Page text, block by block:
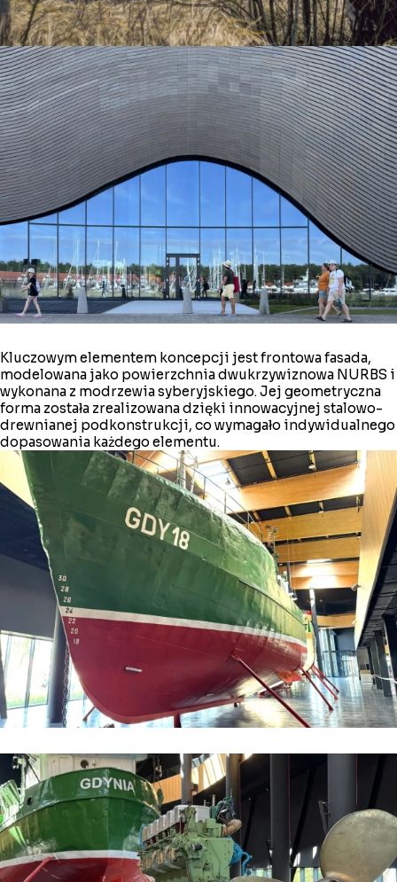
Kluczowym elementem koncepcji jest frontowa fasada,
modelowana jako powierzchnia dwukrzywiznowa NURBS i
wykonana z modrzewia syberyjskiego. Jej geometryczna
forma została zrealizowana dzięki innowacyjnej stalowo-
drewnianej podkonstrukcji, co wymagało indywidualnego
dopasowania każdego elementu.